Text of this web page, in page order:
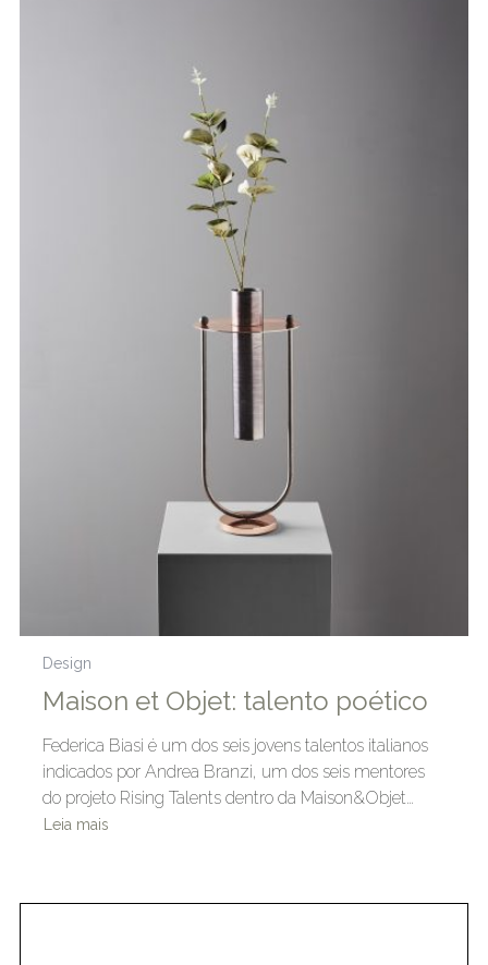
Design
Maison et Objet: talento poético
Federica Biasi é um dos seis jovens talentos italianos
indicados por Andrea Branzi, um dos seis mentores
do projeto Rising Talents dentro da Maison&Objet…
Leia mais